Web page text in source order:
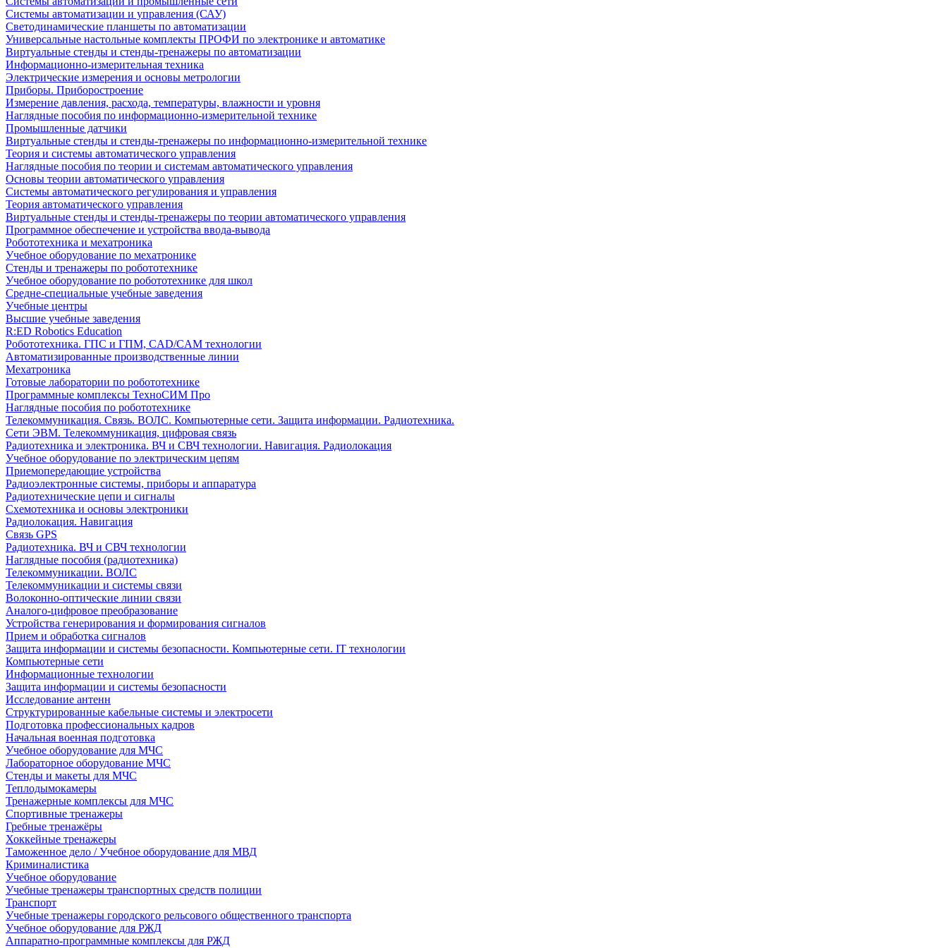
Системы автоматизации и управления (САУ)
Светодинамические планшеты по автоматизации
Универсальные настольные комплекты ПРОФИ по электронике и автоматике
Виртуальные стенды и стенды-тренажеры по автоматизации
Информационно-измерительная техника
Электрические измерения и основы метрологии
Приборы. Приборостроение
Измерение давления, расхода, температуры, влажности и уровня
Наглядные пособия по информационно-измерительной технике
Промышленные датчики
Виртуальные стенды и стенды-тренажеры по информационно-измерительной технике
Теория и системы автоматического управления
Наглядные пособия по теории и системам автоматического управления
Основы теории автоматического управления
Системы автоматического регулирования и управления
Теория автоматического управления
Виртуальные стенды и стенды-тренажеры по теории автоматического управления
Программное обеспечение и устройства ввода-вывода
Робототехника и мехатроника
Учебное оборудование по мехатронике
Стенды и тренажеры по робототехнике
Учебное оборудование по робототехнике для школ
Средне-специальные учебные заведения
Учебные центры
Высшие учебные заведения
R:ED Robotics Education
Робототехника. ГПС и ГПМ, CAD/CAM технологии
Автоматизированные производственные линии
Мехатроника
Готовые лаборатории по робототехнике
Программные комплексы ТехноСИМ Про
Наглядные пособия по робототехнике
Телекоммуникация. Связь. ВОЛС. Компьютерные сети. Защита информации. Радиотехника.
Сети ЭВМ. Телекоммуникация, цифровая связь
Радиотехника и электроника. ВЧ и СВЧ технологии. Навигация. Радиолокация
Учебное оборудование по электрическим цепям
Приемопередающие устройства
Радиоэлектронные системы, приборы и аппаратура
Радиотехнические цепи и сигналы
Схемотехника и основы электроники
Радиолокация. Навигация
Связь GPS
Радиотехника. ВЧ и СВЧ технологии
Наглядные пособия (радиотехника)
Телекоммуникации. ВОЛС
Телекоммуникации и системы связи
Волоконно-оптические линии связи
Аналого-цифровое преобразование
Устройства генерирования и формирования сигналов
Прием и обработка сигналов
Защита информации и системы безопасности. Компьютерные сети. IT технологии
Компьютерные сети
Информационные технологии
Защита информации и системы безопасности
Исследование антенн
Структурированные кабельные системы и электросети
Подготовка профессиональных кадров
Начальная военная подготовка
Учебное оборудование для МЧС
Лабораторное оборудование МЧС
Стенды и макеты для МЧС
Теплодымокамеры
Тренажерные комплексы для МЧС
Спортивные тренажеры
Гребные тренажёры
Хоккейные тренажеры
Таможенное дело / Учебное оборудование для МВД
Криминалистика
Учебное оборудование
Учебные тренажеры транспортных средств полиции
Транспорт
Учебные тренажеры городского рельсового общественного транспорта
Учебное оборудование для РЖД
Аппаратно-программные комплексы для РЖД